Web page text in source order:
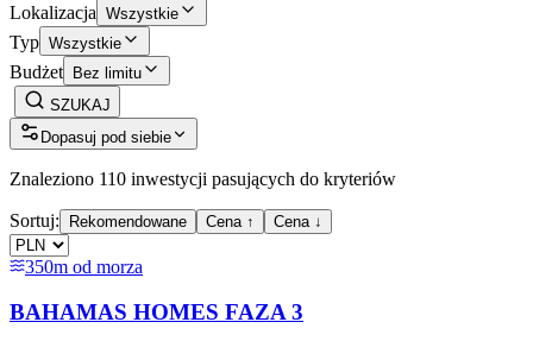
Lokalizacja Wszystkie
Typ Wszystkie
Budżet Bez limitu
SZUKAJ
Dopasuj pod siebie
Znaleziono 110 inwestycji pasujących do kryteriów
Sortuj: Rekomendowane Cena ↑ Cena ↓
350m od morza
BAHAMAS HOMES FAZA 3